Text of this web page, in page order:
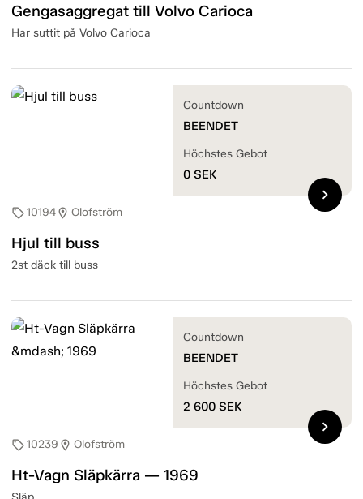
Gengasaggregat till Volvo Carioca
Har suttit på Volvo Carioca
sell10194location_on Olofström
Hjul till buss
2st däck till buss
Countdown
BEENDET
Höchstes Gebot
0 SEK
chevron_right
sell10239 location_on Olofström
Ht-Vagn Släpkärra — 1969
Countdown
BEENDET
Höchstes Gebot
2 600 SEK
chevron_right